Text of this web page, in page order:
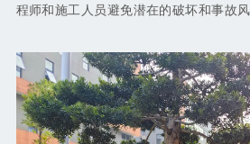
程师和施工人员避免潜在的破坏和事故风